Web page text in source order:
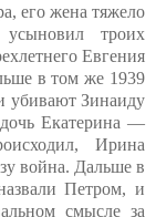
его жена тяжело
троих
Евгения
в том же 1939
убивают Зинаиду
Екатерина —
Ирина
война. Дальше в
Петром, и
смысле за